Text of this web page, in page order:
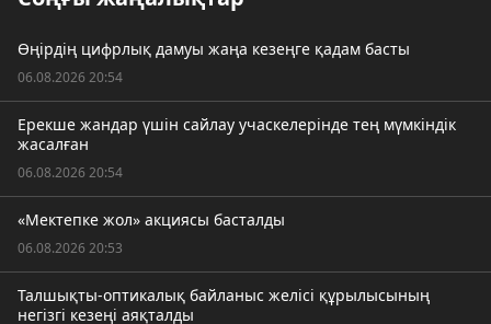
Өңірдің цифрлық дамуы жаңа кезеңге қадам басты
06.08.2026 20:54
Ерекше жандар үшін сайлау учаскелерінде тең мүмкіндік
жасалған
06.08.2026 20:54
«Мектепке жол» акциясы басталды
06.08.2026 20:53
Талшықты-оптикалық байланыс желісі құрылысының
негізгі кезеңі аяқталды